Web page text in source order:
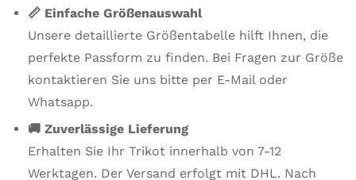
📏 Einfache Größenauswahl
Unsere detaillierte Größentabelle hilft Ihnen, die
perfekte Passform zu finden. Bei Fragen zur Größe
kontaktieren Sie uns bitte per E-Mail oder
Whatsapp.
🚚 Zuverlässige Lieferung
Erhalten Sie Ihr Trikot innerhalb von 7-12
Werktagen. Der Versand erfolgt mit DHL. Nach